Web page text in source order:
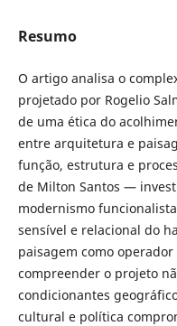
Resumo
O artigo analisa o
projetado por Rogelio
de uma ética do
entre arquitetura e
função, estrutura e
de Milton Santos —
modernismo
sensível e relacional do
paisagem como
compreender o projeto
condicionantes
cultural e política